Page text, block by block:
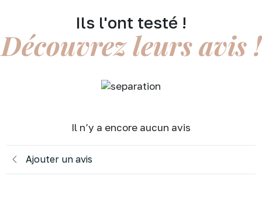
Ils l'ont testé !
Découvrez leurs avis !
Il n’y a encore aucun avis
Ajouter un avis